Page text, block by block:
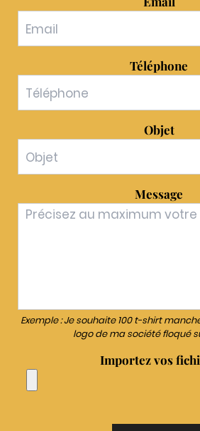
Téléphone
Objet
Message
Exemple : Je souhaite 100 t-shirt
logo de ma société floqué
Importez vos